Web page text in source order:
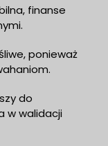
finanse
ponieważ
do
w walidacji